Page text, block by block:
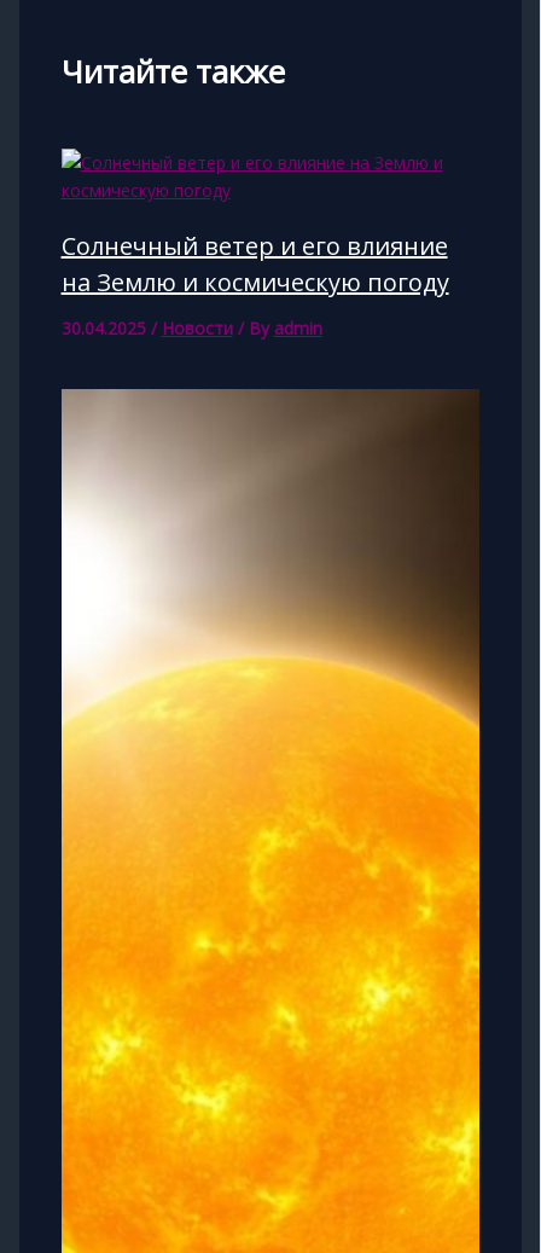
Читайте также
Солнечный ветер и его влияние
на Землю и космическую погоду
30.04.2025 / Новости/ By admin